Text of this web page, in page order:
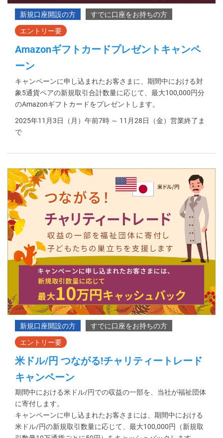
Amazonギフトカードプレゼントキャンペ
ーン
キャンペーンに申し込まれたお客さまに、期間中における対
象5通貨ペアの新規取引合計数量に応じて、最大100,000円分
のAmazonギフトカードをプレゼントします。
2025年11月3日（月）午前7時 ～ 11月28日（金）営業終了ま
で
米ドル/円 つながる!チャリティートレード
キャンペーン
期間中における米ドル/円での収益の一部を、当社が福祉団体
に寄付します。
キャンペーンに申し込まれたお客さまには、期間中における
米ドル/円の新規取引数量に応じて、最大100,000円（新規取